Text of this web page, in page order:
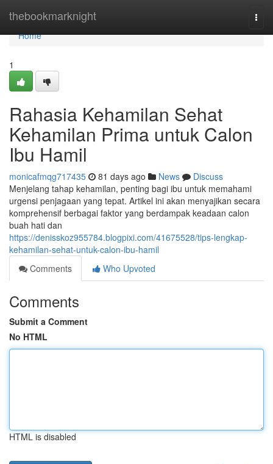
thebookmarknight
Home
Home
1
Rahasia Kehamilan Sehat
Kehamilan Prima untuk Calon
Ibu Hamil
monicafmqg717435 81 days ago News
Discuss
Menjelang tahap kehamilan, penting bagi ibu untuk memahami
urgensi penjagaan yang tepat. Artikel ini akan menyajikan secara
komprehensif berbagai faktor yang berdampak keadaan calon
buah hati dan
https://denisskoz955784.blogpixi.com/41675528/tips-lengkap-
kehamilan-sehat-untuk-calon-ibu-hamil
Comments
Who Upvoted
Comments
Submit a Comment
No HTML
HTML is disabled